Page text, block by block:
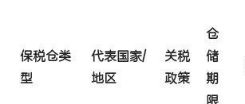
保税仓类
型
代表国家/
地区
关税
政策
仓
储
期
限